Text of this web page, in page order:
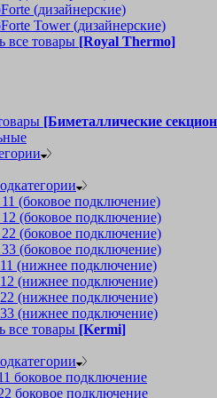
(дизайнерские)
Tower (дизайнерские)
все товары [Royal Thermo]
[Биметаллические
(боковое подключение)
(боковое подключение)
(боковое подключение)
(боковое подключение)
(нижнее подключение)
(нижнее подключение)
(нижнее подключение)
(нижнее подключение)
все товары [Kermi]
боковое подключение
боковое подключение